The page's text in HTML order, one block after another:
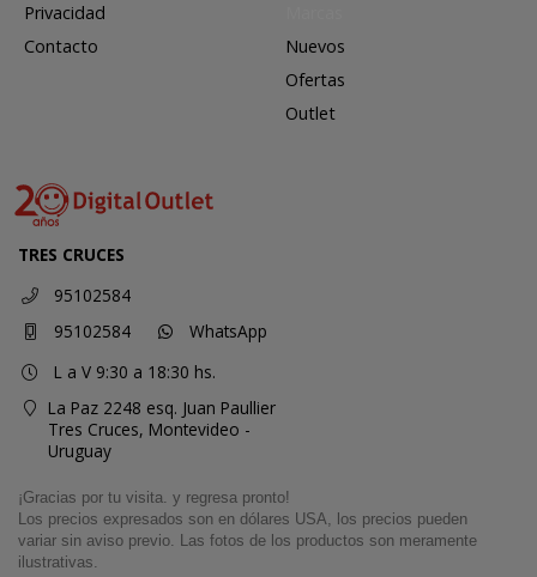
Privacidad
Contacto
Nuevos
Ofertas
Outlet
TRES CRUCES
95102584
95102584
WhatsApp
L a V 9:30 a 18:30 hs.
La Paz 2248 esq. Juan Paullier
Tres Cruces, Montevideo -
Uruguay
¡Gracias por tu visita. y regresa pronto!
Los precios expresados son en dólares USA, los precios pueden
variar sin aviso previo. Las fotos de los productos son meramente
ilustrativas.